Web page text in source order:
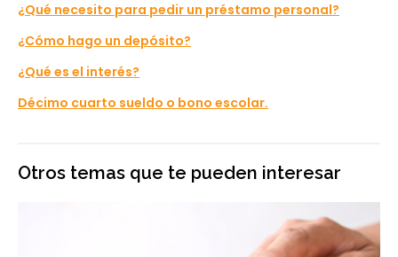
¿Qué necesito para pedir un préstamo personal?
¿Cómo hago un depósito?
¿Qué es el interés?
Décimo cuarto sueldo o bono escolar.
Otros temas que te pueden interesar